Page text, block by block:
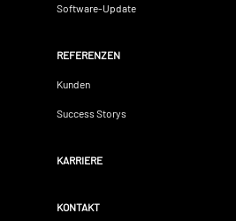
Software-Update
REFERENZEN
Kunden
Success Storys
KARRIERE
KONTAKT